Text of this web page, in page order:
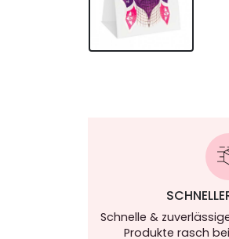
Schnelle &
Produkte rasch